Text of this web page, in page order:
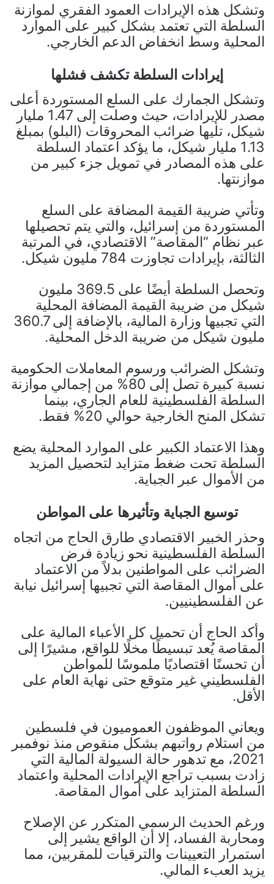
وتشكل هذه الإيرادات العمود الفقري لموازنة
السلطة التي تعتمد بشكل كبير على الموارد
المحلية وسط انخفاض الدعم الخارجي.
إيرادات السلطة تكشف فشلها
وتشكل الجمارك على السلع المستوردة أعلى
مصدر للإيرادات، حيث وصلت إلى 1.47 مليار
شيكل، تليها ضرائب المحروقات (البلو) بمبلغ
1.13 مليار شيكل، ما يؤكد اعتماد السلطة
على هذه المصادر في تمويل جزء كبير من
موازنتها.
وتأتي ضريبة القيمة المضافة على السلع
المستوردة من إسرائيل، والتي يتم تحصيلها
عبر نظام “المقاصة” الاقتصادي، في المرتبة
الثالثة، بإيرادات تجاوزت 784 مليون شيكل.
وتحصل السلطة أيضًا على 369.5 مليون
شيكل من ضريبة القيمة المضافة المحلية
التي تجبيها وزارة المالية، بالإضافة إلى 360.7
مليون شيكل من ضريبة الدخل المحلية.
وتشكل الضرائب ورسوم المعاملات الحكومية
نسبة كبيرة تصل إلى 80% من إجمالي موازنة
السلطة الفلسطينية للعام الجاري، بينما
تشكل المنح الخارجية حوالي 20% فقط.
وهذا الاعتماد الكبير على الموارد المحلية يضع
السلطة تحت ضغط متزايد لتحصيل المزيد
من الأموال عبر الجباية.
توسيع الجباية وتأثيرها على المواطن
وحذر الخبير الاقتصادي طارق الحاج من اتجاه
السلطة الفلسطينية نحو زيادة فرض
الضرائب على المواطنين بدلاً من الاعتماد
على أموال المقاصة التي تجبيها إسرائيل نيابة
عن الفلسطينيين.
وأكد الحاج أن تحميل كل الأعباء المالية على
المقاصة يُعد تبسيطًا مخلًا للواقع، مشيرًا إلى
أن تحسنًا اقتصاديًا ملموسًا للمواطن
الفلسطيني غير متوقع حتى نهاية العام على
الأقل.
ويعاني الموظفون العموميون في فلسطين
من استلام رواتبهم بشكل منقوص منذ نوفمبر
2021، مع تدهور حالة السيولة المالية التي
زادت بسبب تراجع الإيرادات المحلية واعتماد
السلطة المتزايد على أموال المقاصة.
ورغم الحديث الرسمي المتكرر عن الإصلاح
ومحاربة الفساد، إلا أن الواقع يشير إلى
استمرار التعيينات والترقيات للمقربين، مما
يزيد العبء المالي.